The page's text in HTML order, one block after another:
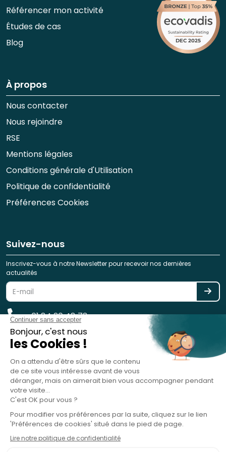
Référencer mon activité
Études de cas
Blog
À propos
Nous contacter
Nous rejoindre
RSE
Mentions légales
Conditions générale d'Utilisation
Politique de confidentialité
Préférences Cookies
Suivez-nous
Inscrivez-vous à notre Newsletter pour recevoir nos dernières
actualités
01 84 20 48 78
reservation@spotlag.com
Voyages et de Séjours - ATOUT France - sous le n° IM075220031 -